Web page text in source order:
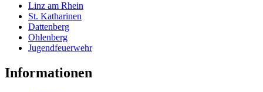
Linz am Rhein
St. Katharinen
Dattenberg
Ohlenberg
Jugendfeuerwehr
Informationen